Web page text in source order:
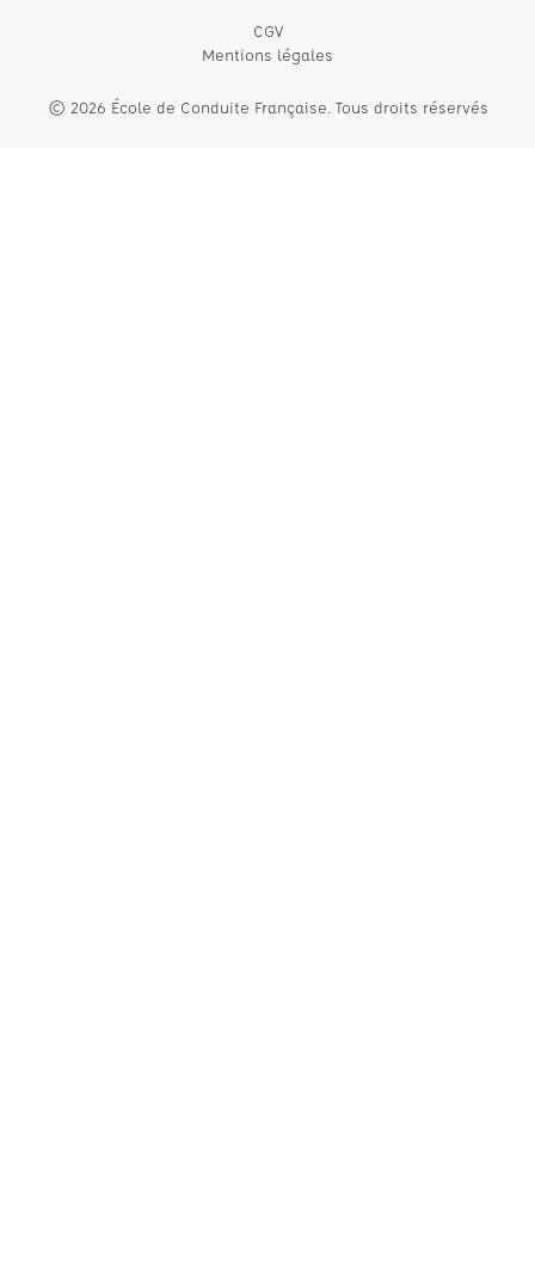
CGV
Mentions légales
© 2026 École de Conduite Française. Tous droits réservés